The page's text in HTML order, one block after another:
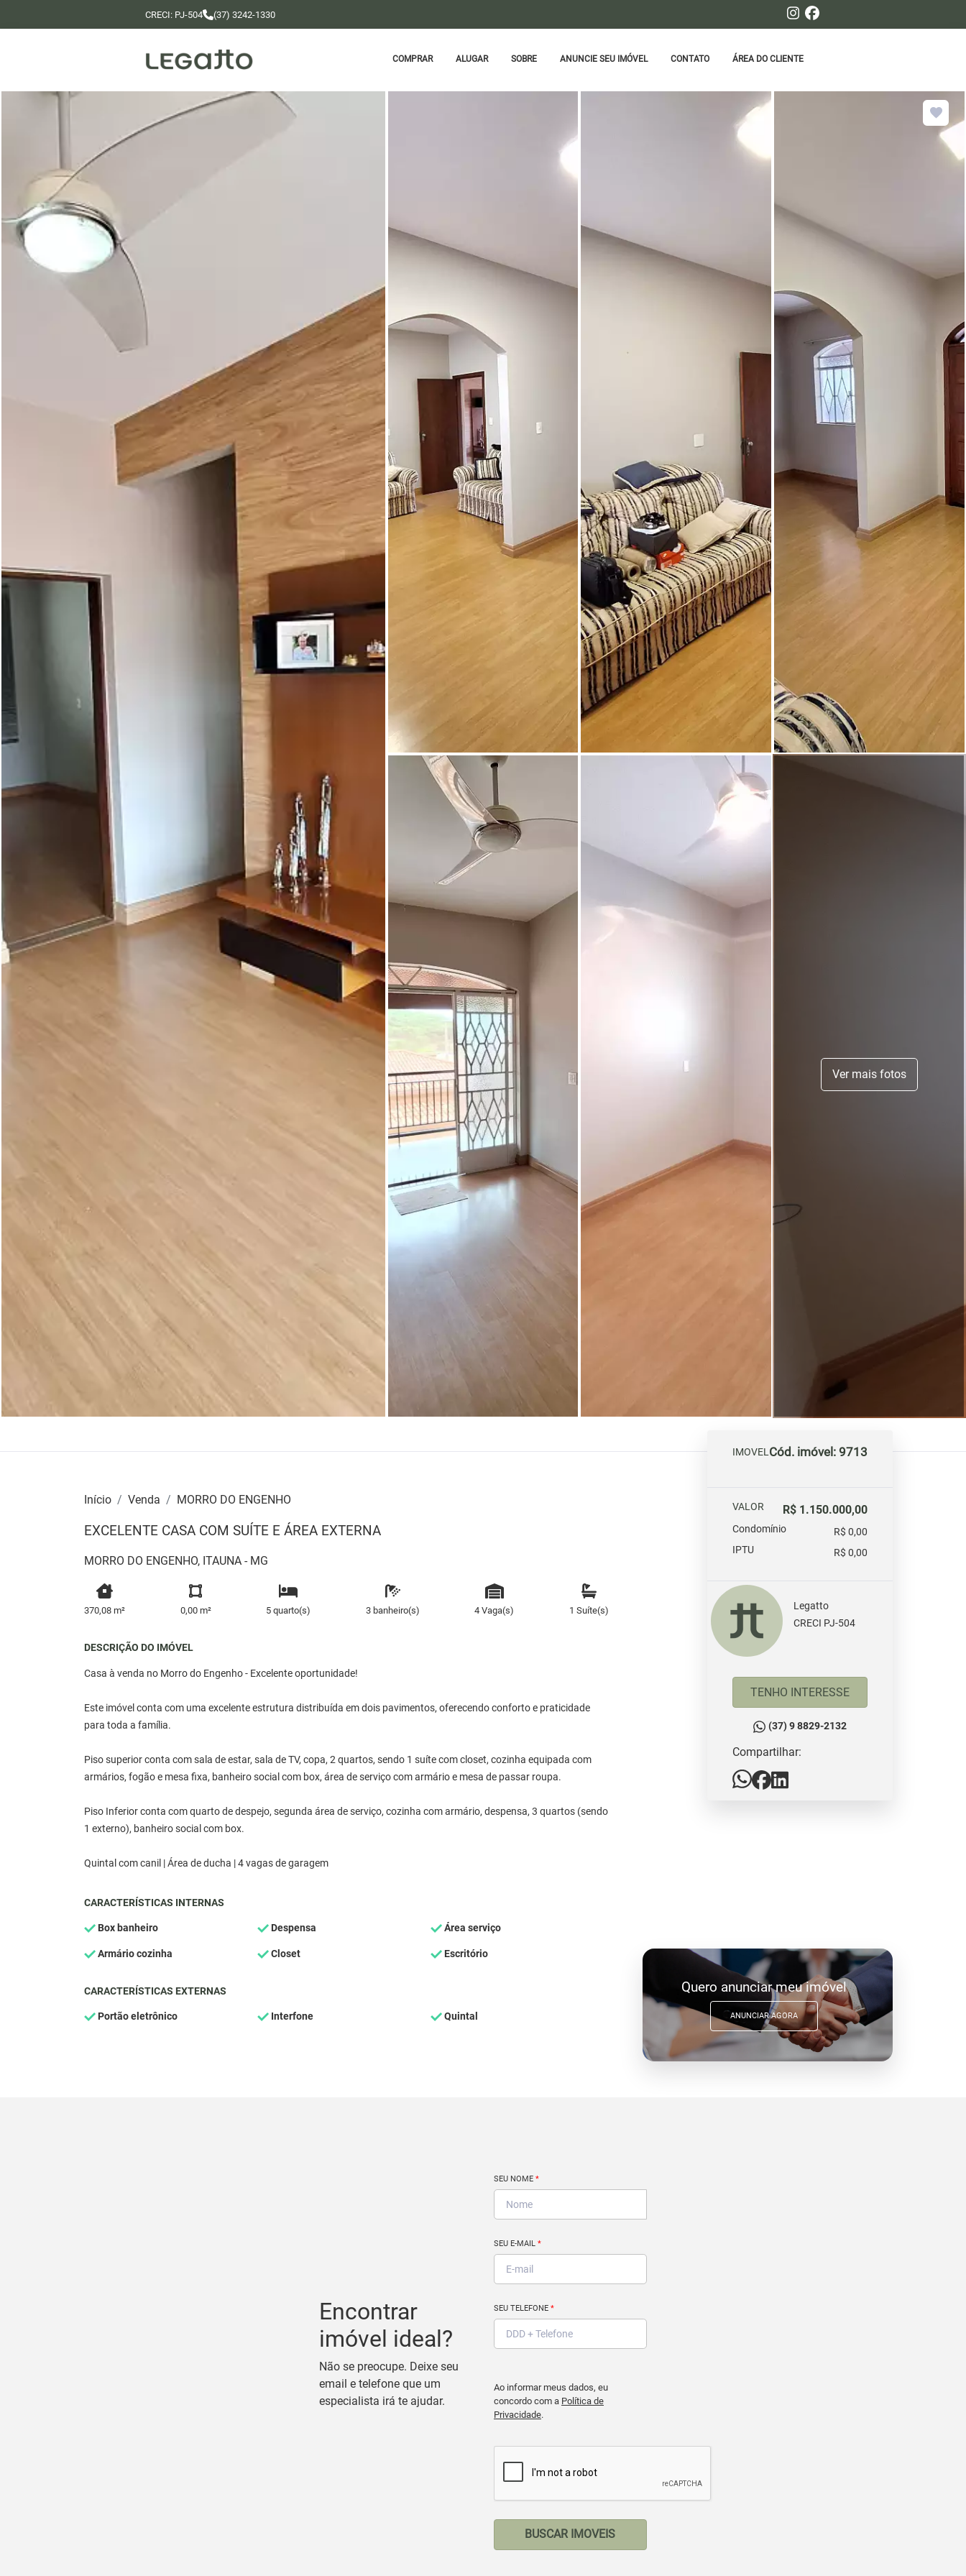
CRECI: PJ-504 (37) 3242-1330
COMPRAR ALUGAR SOBRE ANUNCIE SEU IMÓVEL CONTATO ÁREA DO CLIENTE
Ver mais fotos
Início Venda MORRO DO ENGENHO
EXCELENTE CASA COM SUÍTE E ÁREA EXTERNA
MORRO DO ENGENHO, ITAUNA - MG
370,08 m² 0,00 m² 5 quarto(s) 3 banheiro(s) 4 Vaga(s) 1 Suíte(s)
DESCRIÇÃO DO IMÓVEL
Casa à venda no Morro do Engenho - Excelente oportunidade!
Este imóvel conta com uma excelente estrutura distribuída em dois pavimentos, oferecendo conforto e praticidade
para toda a família.
Piso superior conta com sala de estar, sala de TV, copa, 2 quartos, sendo 1 suíte com closet, cozinha equipada com
armários, fogão e mesa fixa, banheiro social com box, área de serviço com armário e mesa de passar roupa.
Piso Inferior conta com quarto de despejo, segunda área de serviço, cozinha com armário, despensa, 3 quartos (sendo
1 externo), banheiro social com box.
Quintal com canil | Área de ducha | 4 vagas de garagem
CARACTERÍSTICAS INTERNAS
Box banheiro Despensa Área serviço
Armário cozinha Closet Escritório
CARACTERÍSTICAS EXTERNAS
Portão eletrônico Interfone Quintal
IMOVELCód. imóvel: 9713
VALOR R$ 1.150.000,00
Condomínio
R$ 0,00
IPTU
R$ 0,00
Legatto
CRECI PJ-504
TENHO INTERESSE
(37) 9 8829-2132
Compartilhar:
Quero anunciar meu imóvel
ANUNCIAR AGORA
Encontrar
imóvel ideal?
Não se preocupe. Deixe seu
email e telefone que um
especialista irá te ajudar.
SEU NOME *
SEU E-MAIL *
SEU TELEFONE *
Ao informar meus dados, eu
concordo com a Política de
Privacidade.
BUSCAR IMOVEIS